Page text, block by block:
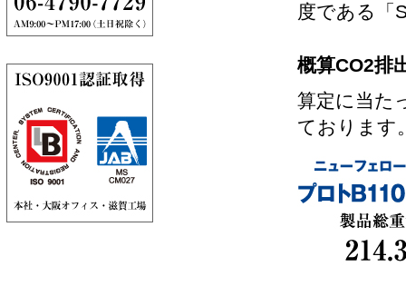
度である「
概算CO2排
算定に当た
ております